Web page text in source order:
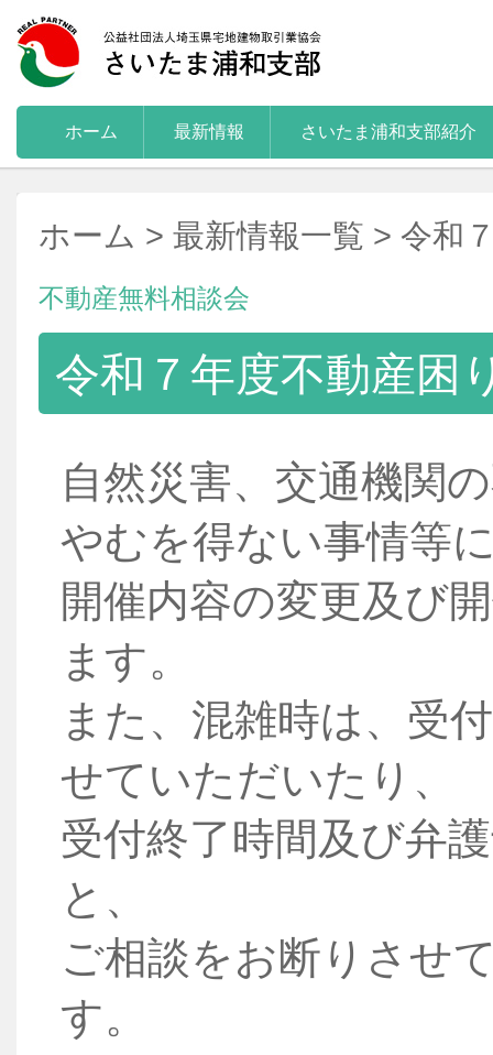
ホーム 最新情報 さいたま浦和支部紹介
ホーム > 最新情報一覧 > 令和
不動産無料相談会
令和７年度不動産困
自然災害、交通機関
やむを得ない事情等
開催内容の変更及び
ます。
また、混雑時は、受
せていただいたり、
受付終了時間及び弁
と、
ご相談をお断りさせ
す。